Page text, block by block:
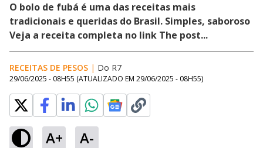
O bolo de fubá é uma das receitas mais
tradicionais e queridas do Brasil. Simples, saboroso
Veja a receita completa no link The post...
RECEITAS DE PESOS | Do R7
29/06/2025 - 08H55 (ATUALIZADO EM 29/06/2025 - 08H55)
A+ A-